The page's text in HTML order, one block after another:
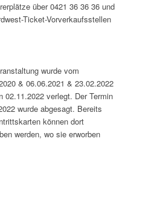
über 0421 36 36 36 und
Ticket-Vorverkaufsstellen
wurde vom
& 06.06.2021 & 23.02.2022
02.11.2022 verlegt. Der Termin
wurde abgesagt. Bereits
können dort
werden, wo sie erworben